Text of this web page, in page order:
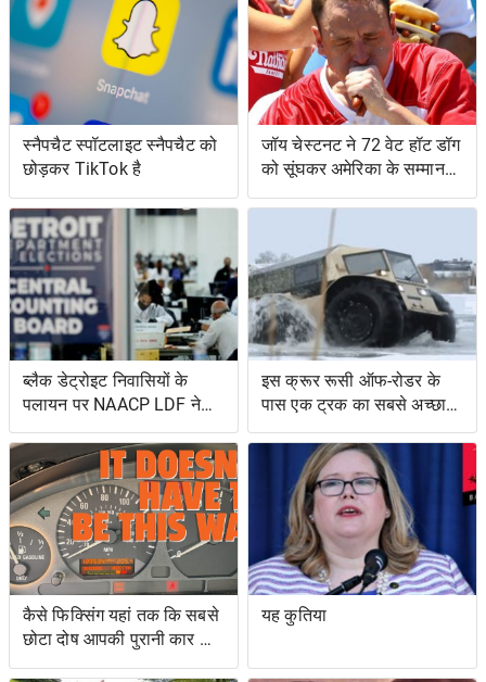
स्नैपचैट स्पॉटलाइट स्नैपचैट को
छोड़कर TikTok है
जॉय चेस्टनट ने 72 वेट हॉट डॉग
को सूंघकर अमेरिका के सम्मान
की रक्षा की
ब्लैक डेट्रोइट निवासियों के
पलायन पर NAACP LDF ने
मुकदमा किया, मिशिगन के वोट
सर्टिफिकेशन को रोकने के
प्रयासों के लिए वोटिंग अधिकार
अधिनियम का उल्लंघन
इस क्रूर रूसी ऑफ-रोडर के
पास एक ट्रक का सबसे अच्छा
और एक उभयचर टैंक का सबसे
अच्छा है
कैसे फिक्सिंग यहां तक ​​कि सबसे
छोटा दोष आपकी पुरानी कार को
नया जैसा महसूस करा सकता है
यह कुतिया